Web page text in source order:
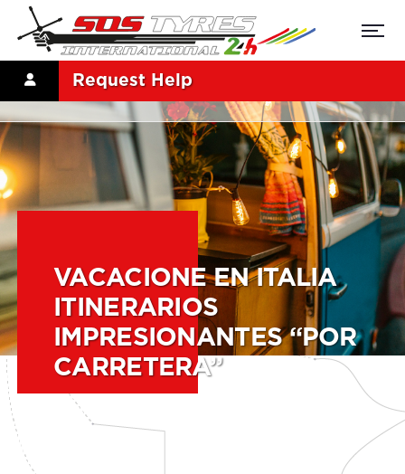
Request Help
VACACIONE EN ITALIA
ITINERARIOS
IMPRESIONANTES “POR
CARRETERA”